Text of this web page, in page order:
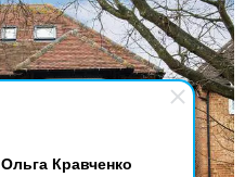
Ольга Кравченко